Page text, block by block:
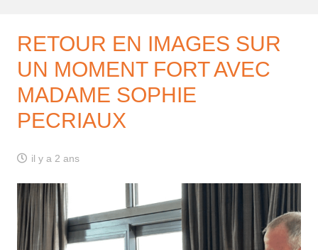
RETOUR EN IMAGES SUR
UN MOMENT FORT AVEC
MADAME SOPHIE
PECRIAUX
il y a 2 ans